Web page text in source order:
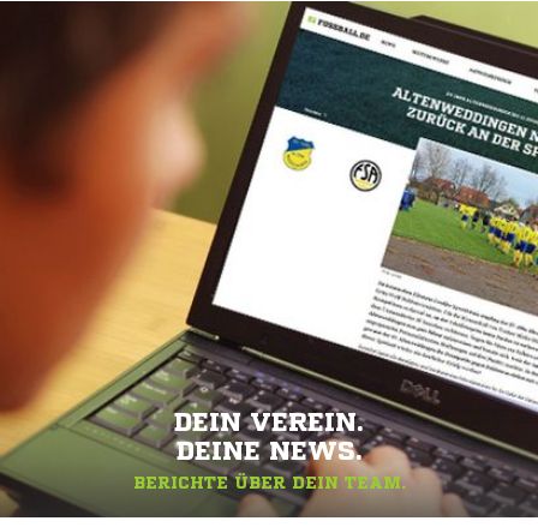
DEIN VEREIN.
DEINE NEWS.
BERICHTE ÜBER DEIN TEAM.